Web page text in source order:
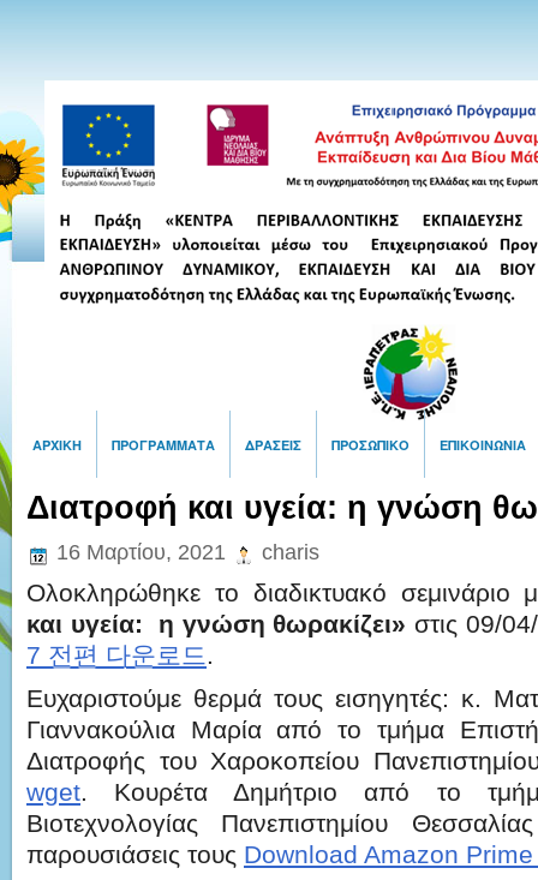
ΑΡΧΙΚΉ ΠΡΟΓΡΆΜΜΑΤΑ ΔΡΆΣΕΙΣ ΠΡΟΣΩΠΙΚΌ ΕΠΙΚΟΙΝΩΝΙΑ
Διατροφή και υγεία: η γνώση
16 Μαρτίου, 2021 charis
Ολοκληρώθηκε το διαδικτυακό
και υγεία: η γνώση θωρακίζει» στις 09/
7 전편 다운로드.
Ευχαριστούμε θερμά τους εισηγητές: κ.
Γιαννακούλια Μαρία από το τμήμα
Διατροφής του Χαροκοπείου
wget. Κουρέτα Δημήτριο από το
Βιοτεχνολογίας Πανεπιστημίου
παρουσιάσεις τους Download Amazon